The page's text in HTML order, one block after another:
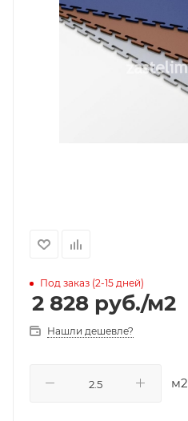
Под заказ (2-15 дней)
2 828 руб./м2
Нашли дешевле?
м2